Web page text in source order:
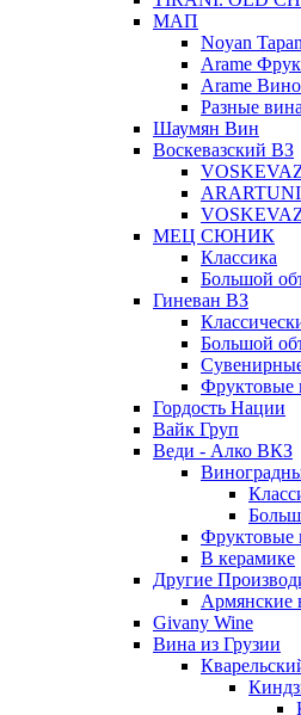
МАП
Noyan Tapan
Arame
Arame
Разные вина
Шаумян Вин
Воскевазский ВЗ
ARARTUNI
МЕЦ СЮНИК
Классика
Большой
Гиневан ВЗ
Большой
Фруктовые
Гордость Нации
Вайк Груп
Веди - Алко ВКЗ
Фруктовые
В керамике
Другие
Армянские
Givany Wine
Вина из Грузии